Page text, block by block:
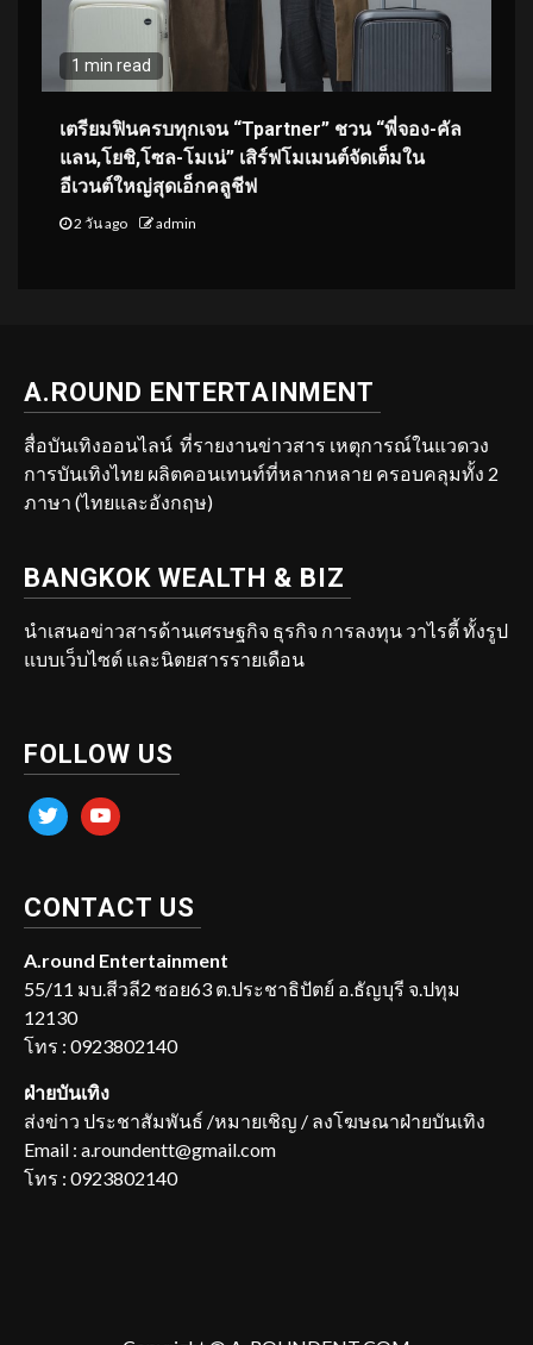
1 min read
เตรียมฟินครบทุกเจน “Tpartner” ชวน “พี่จอง-คัล
แลน,โยชิ,โซล-โมเน่” เสิร์ฟโมเมนต์จัดเต็มใน
อีเวนต์ใหญ่สุดเอ็กคลูชีฟ
2 วัน ago admin
A.ROUND ENTERTAINMENT
สื่อบันเทิงออนไลน์ ที่รายงานข่าวสาร เหตุการณ์ในแวดวง
การบันเทิงไทย ผลิตคอนเทนท์ที่หลากหลาย ครอบคลุมทั้ง 2
ภาษา (ไทยและอังกฤษ)
BANGKOK WEALTH & BIZ
นำเสนอข่าวสารด้านเศรษฐกิจ ธุรกิจ การลงทุน วาไรตี้ ทั้งรูป
แบบเว็บไซต์ และนิตยสารรายเดือน
FOLLOW US
twitter youtube
CONTACT US
A.round Entertainment
55/11 มบ.สีวลี2 ซอย63 ต.ประชาธิปัตย์ อ.ธัญบุรี จ.ปทุม
12130
โทร : 0923802140
ฝ่ายบันเทิง
ส่งข่าว ประชาสัมพันธ์ /หมายเชิญ / ลงโฆษณาฝ่ายบันเทิง
Email : a.roundentt@gmail.com
โทร : 0923802140